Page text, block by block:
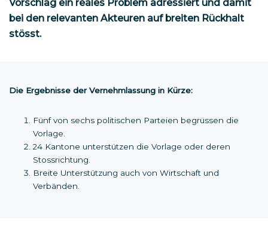
Vorschlag ein reales Problem adressiert und damit
bei den relevanten Akteuren auf breiten Rückhalt
stösst.
Die Ergebnisse der Vernehmlassung in Kürze:
Fünf von sechs politischen Parteien begrüssen die
Vorlage.
24 Kantone unterstützen die Vorlage oder deren
Stossrichtung.
Breite Unterstützung auch von Wirtschaft und
Verbänden.